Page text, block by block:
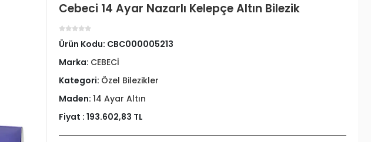
Cebeci 14 Ayar Nazarlı Kelepçe Altın Bilezik
Ürün Kodu: CBC000005213
Marka: CEBECİ
Kategori: Özel Bilezikler
Maden: 14 Ayar Altın
Fiyat : 193.602,83 TL